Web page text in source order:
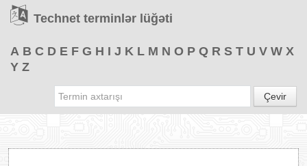
TƏDBİRLƏR
PROQRAMLAR
Technet terminlər lüğəti
A B C D E F G H I J K L M N O P Q R S T U V W X
Y Z
Çevir